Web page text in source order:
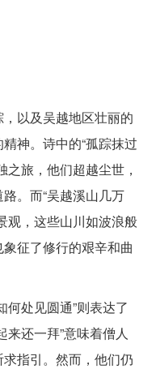
，以及吴越地区壮丽的
神。诗中的“孤踪抹过
旅，他们超越尘世，
。而“吴越溪山几万
观，这些山川如波浪般
征了修行的艰辛和曲
何处见圆通”则表达了
来还一拜”意味着僧人
指引。然而，他们仍